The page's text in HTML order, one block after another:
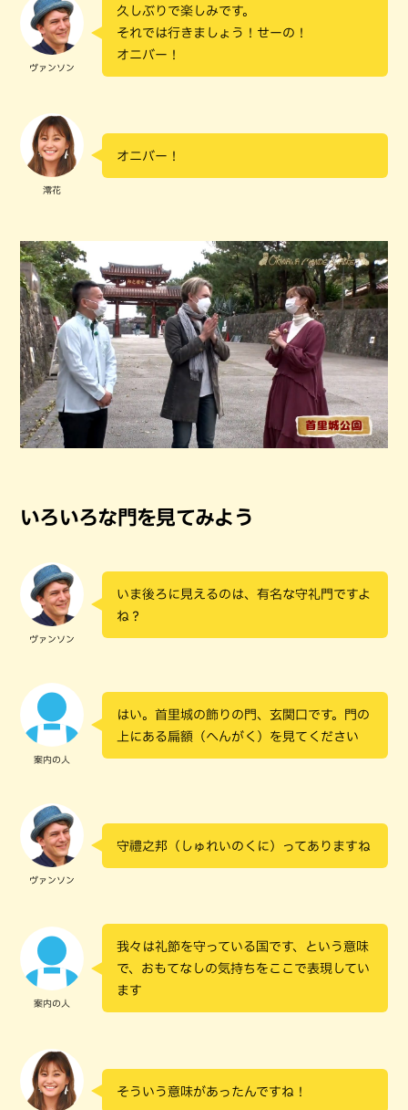
ヴァンソン
久しぶりで楽しみです。
それでは行きましょう！せーの！
オニバー！
澪花
オニバー！
いろいろな門を見てみよう
ヴァンソン
いま後ろに見えるのは、有名な守礼門ですよ
ね？
案内の人
はい。首里城の飾りの門、玄関口です。門の
上にある扁額（へんがく）を見てください
ヴァンソン
守禮之邦（しゅれいのくに）ってありますね
案内の人
我々は礼節を守っている国です、という意味
で、おもてなしの気持ちをここで表現してい
ます
そういう意味があったんですね！